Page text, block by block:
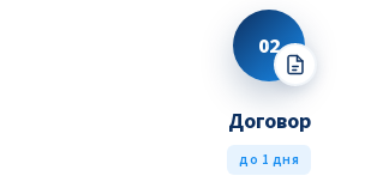
02
Договор
до 1 дня